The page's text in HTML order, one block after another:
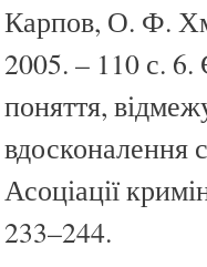
Карпов, О. Ф.
2005. – 110 с.
поняття,
вдосконалення
Асоціації
233–244.